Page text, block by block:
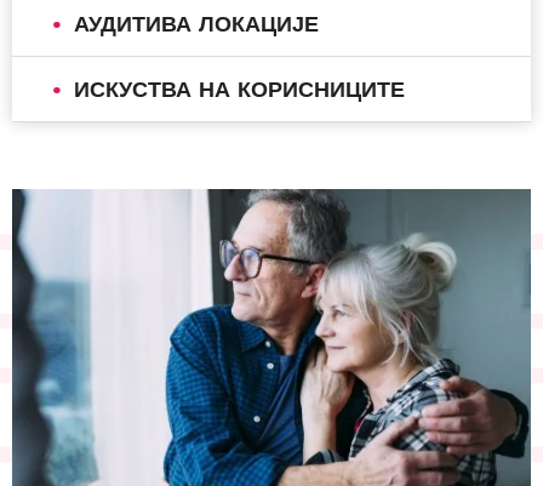
АУДИТИВА ЛОКАЦИЈЕ
ИСКУСТВА НА КОРИСНИЦИТЕ